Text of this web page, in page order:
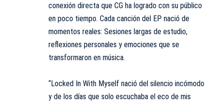
conexión directa que CG ha logrado con su público
en poco tiempo. Cada canción del EP nació de
momentos reales: Sesiones largas de estudio,
reflexiones personales y emociones que se
transformaron en música.
“Locked In With Myself nació del silencio incómodo
y de los días que solo escuchaba el eco de mis